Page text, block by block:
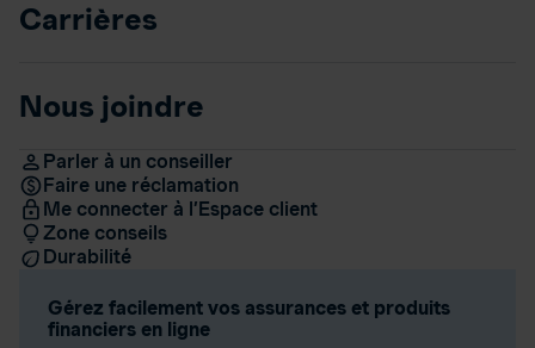
Carrières
Nous joindre
Parler à un conseiller
Faire une réclamation
Me connecter à l’Espace client
Zone conseils
Durabilité
Gérez facilement vos assurances et produits
financiers en ligne